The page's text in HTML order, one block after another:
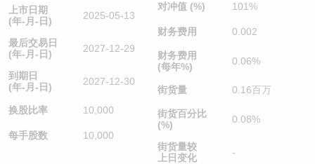
上市日期
(年-月-日)
2025-05-13
最后交易日
(年-月-日)
2027-12-29
到期日
(年-月-日)
2027-12-30
换股比率 10,000
每手股数 10,000
对冲值 (%) 101%
财务费用 0.002
财务费用
(每年%)
0.06%
街货量 0.16百万
街货百分比
(%)
0.08%
街货量较
上日变化
-